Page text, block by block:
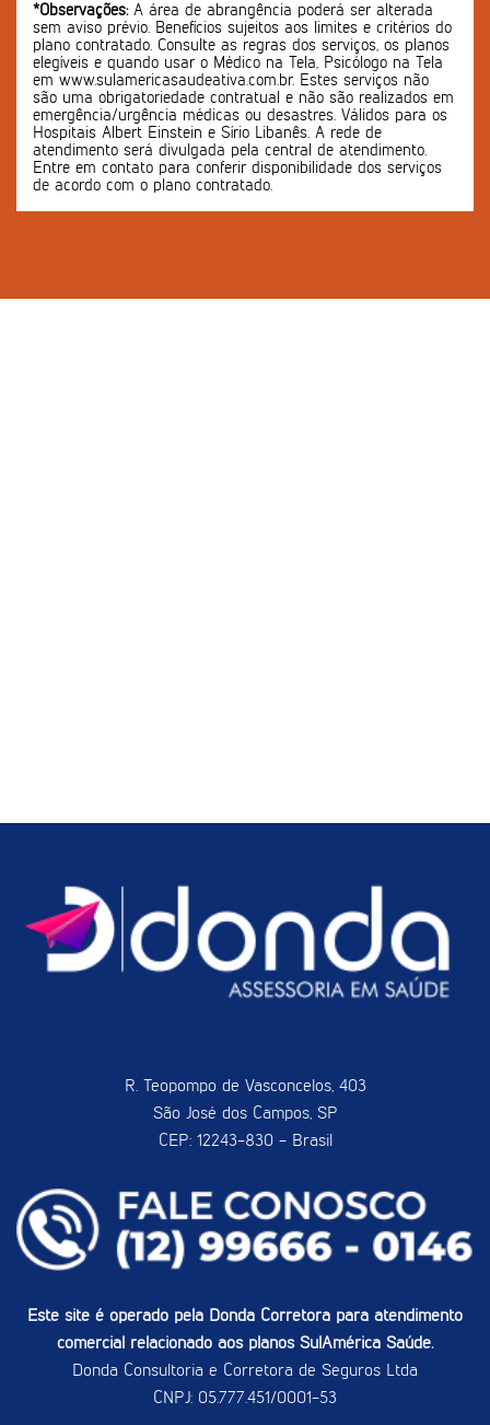
*Observações:A área de abrangência poderá ser alterada
sem aviso prévio. Benefícios sujeitos aos limites e critérios do
plano contratado. Consulte as regras dos serviços, os planos
elegíveis e quando usar o Médico na Tela, Psicólogo na Tela
em www.sulamericasaudeativa.com.br. Estes serviços não
são uma obrigatoriedade contratual e não são realizados em
emergência/urgência médicas ou desastres. Válidos para os
Hospitais Albert Einstein e Sírio Libanês. A rede de
atendimento será divulgada pela central de atendimento.
Entre em contato para conferir disponibilidade dos serviços
de acordo com o plano contratado.
R. Teopompo de Vasconcelos, 403
São José dos Campos, SP
CEP: 12243-830 - Brasil
Este site é operado pela Donda Corretora para atendimento
comercial relacionado aos planos SulAmérica Saúde.
Donda Consultoria e Corretora de Seguros Ltda
CNPJ: 05.777.451/0001-53